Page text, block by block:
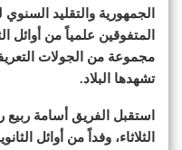
الجمهورية والتقليد
المتفوقين علمياً من أوائل
مجموعة من الجولات
تشهدها البلاد.
استقبل الفريق أسامة
الثلاثاء، وفداً من أوائل